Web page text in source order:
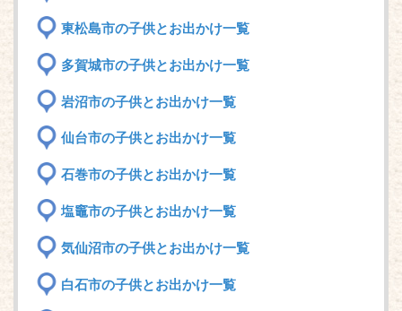
東松島市の子供とお出かけ一覧
多賀城市の子供とお出かけ一覧
岩沼市の子供とお出かけ一覧
仙台市の子供とお出かけ一覧
石巻市の子供とお出かけ一覧
塩竈市の子供とお出かけ一覧
気仙沼市の子供とお出かけ一覧
白石市の子供とお出かけ一覧